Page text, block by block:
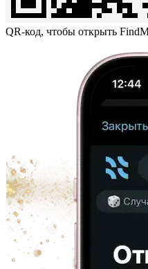
QR-код, чтобы открыть